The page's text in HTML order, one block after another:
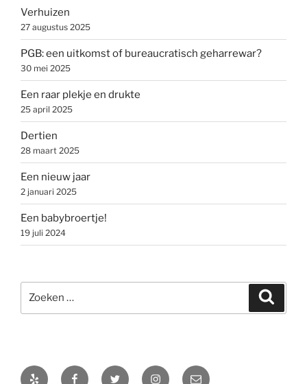
Verhuizen
27 augustus 2025
PGB: een uitkomst of bureaucratisch geharrewar?
30 mei 2025
Een raar plekje en drukte
25 april 2025
Dertien
28 maart 2025
Een nieuw jaar
2 januari 2025
Een babybroertje!
19 juli 2024
naar:
Yelp FacebookTwitter Instagram
E-